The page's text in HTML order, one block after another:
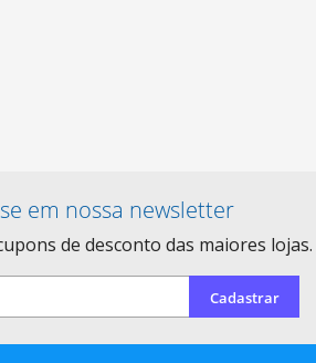
em nossa newsletter
de desconto das maiores lojas.
Cadastrar